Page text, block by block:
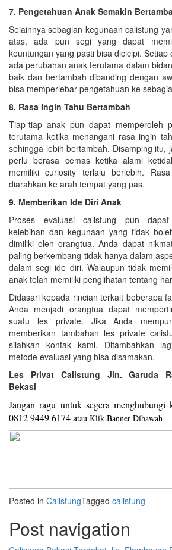
7. Pengetahuan Anak Semakin
Selainnya sebagian kegunaan calistung
atas, ada pun segi yang dapat
keuntungan yang pasti bisa dicicipi.
ada perubahan anak terutama dalam
baik dan bertambah dibanding dengan
bisa memperlebar pengetahuan ke
8. Rasa Ingin Tahu Bertambah
Tiap-tiap anak pun dapat memperoleh
terutama ketika menangani rasa ingin
sehingga lebih bertambah. Disamping itu,
perlu berasa cemas ketika alami
memiliki curiosity terlalu berlebih.
diarahkan ke arah tempat yang pas.
9. Memberikan Ide Diri Anak
Proses evaluasi calistung pun
kelebihan dan kegunaan yang tidak
dimiliki oleh orangtua. Anda dapat
paling berkembang tidak hanya dalam
dalam segi ide diri. Walaupun tidak
anak telah memiliki penglihatan tentang
Didasari kepada rincian terkait beberapa
Anda menjadi orangtua dapat
suatu les private. Jika Anda
memberikan tambahan les private
silahkan kontak kami. Ditambahkan
metode evaluasi yang bisa disamakan.
Les Privat Calistung Jln. Garuda
Bekasi
Jangan ragu untuk segera
0812 9449 6174 atau Klik Banner Dibawah
Posted in CalistungTagged calistung
Post navigation